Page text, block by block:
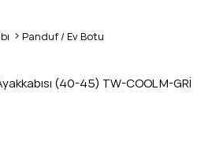
Panduf / Ev Botu
(40-45) TW-COOL M-GRİ